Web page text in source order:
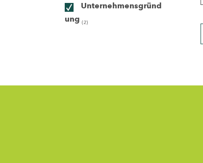
Unternehmensgründ
ung (2)